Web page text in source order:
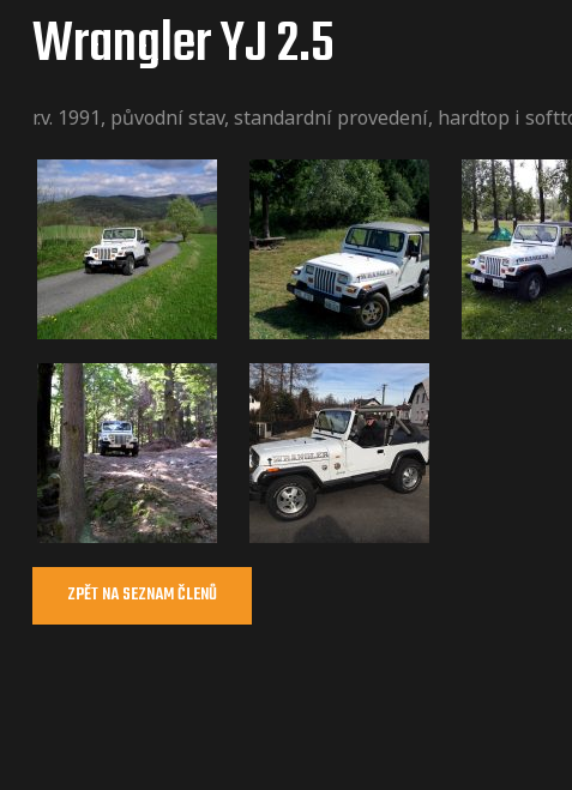
Wrangler YJ 2.5
r.v. 1991, původní stav, standardní provedení, hardtop i
ZPĚT NA SEZNAM ČLENŮ